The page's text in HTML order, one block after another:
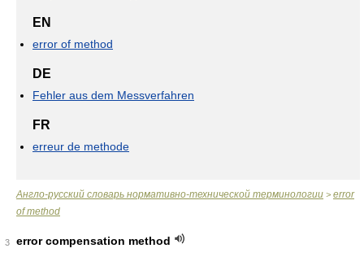
EN
error of method
DE
Fehler aus dem Messverfahren
FR
erreur de methode
Англо-русский словарь нормативно-технической терминологии > error
of method
3
error compensation method